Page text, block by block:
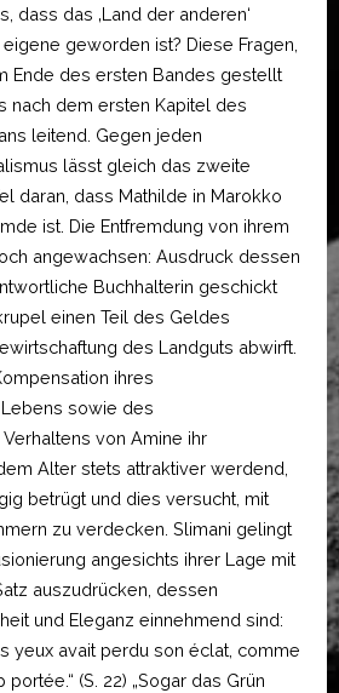
dass das ‚Land der anderen‘
geworden ist? Diese Fragen,
Ende des ersten Bandes gestellt
nach dem ersten Kapitel des
leitend. Gegen jeden
lässt gleich das zweite
daran, dass Mathilde in Marokko
ist. Die Entfremdung von ihrem
angewachsen: Ausdruck dessen
Buchhalterin geschickt
einen Teil des Geldes
des Landguts abwirft.
ihres
sowie des
von Amine ihr
Alter stets attraktiver werdend,
betrügt und dies versucht, mit
zu verdecken. Slimani gelingt
angesichts ihrer Lage mit
auszudrücken, dessen
und Eleganz einnehmend sind:
yeux avait perdu son éclat, comme
portée.“ (S. 22) „Sogar das Grün